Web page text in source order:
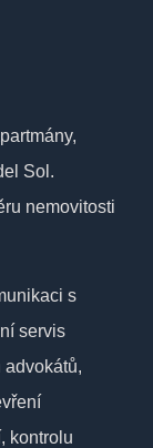
Sol.
nemovitosti
s
servis
advokátů,
kontrolu